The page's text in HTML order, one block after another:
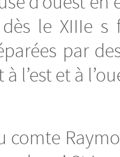
le XIIIe
par
l’est et à
comte